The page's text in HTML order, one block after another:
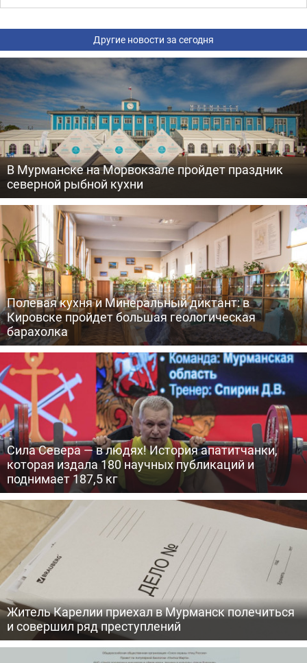
Другие новости за сегодня
В Мурманске на Морвокзале пройдет праздник
северной рыбной кухни
Полевая кухня и Минеральный диктант: в
Кировске пройдет большая геологическая
барахолка
Сила Севера — в людях! История апатитчанки,
которая издала 180 научных публикаций и
поднимает 187,5 кг
Житель Карелии приехал в Мурманск полечиться
и совершил ряд преступлений